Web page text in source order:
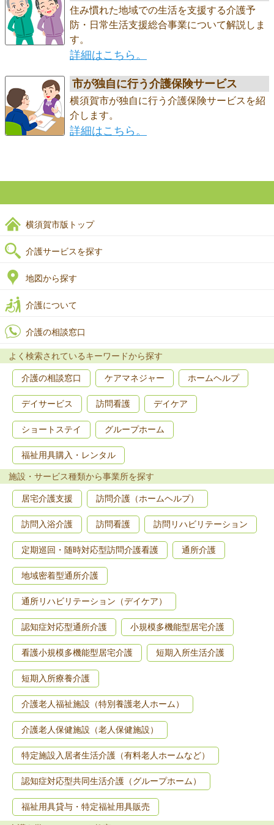
住み慣れた地域での生活を支援する介護予
防・日常生活支援総合事業について解説しま
す。
詳細はこちら。
市が独自に行う介護保険サービス
横須賀市が独自に行う介護保険サービスを紹
介します。
詳細はこちら。
横須賀市版トップ
介護サービスを探す
地図から探す
介護について
介護の相談窓口
よく検索されているキーワードから探す
介護の相談窓口 ケアマネジャー ホームヘルプ
デイサービス 訪問看護 デイケア
ショートステイ グループホーム
福祉用具購入・レンタル
施設・サービス種類から事業所を探す
居宅介護支援 訪問介護（ホームヘルプ）
訪問入浴介護 訪問看護 訪問リハビリテーション
定期巡回・随時対応型訪問介護看護 通所介護
地域密着型通所介護
通所リハビリテーション（デイケア）
認知症対応型通所介護 小規模多機能型居宅介護
看護小規模多機能型居宅介護 短期入所生活介護
短期入所療養介護
介護老人福祉施設（特別養護老人ホーム）
介護老人保健施設（老人保健施設）
特定施設入居者生活介護（有料老人ホームなど）
認知症対応型共同生活介護（グループホーム）
福祉用具貸与・特定福祉用具販売